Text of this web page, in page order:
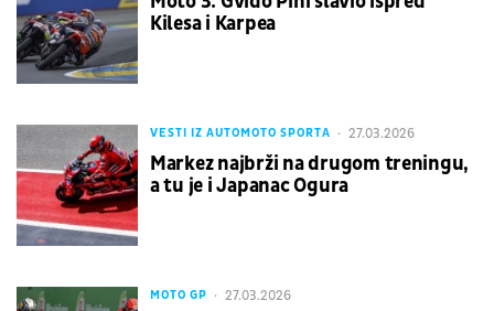
Kilesa i Karpea
VESTI IZ AUTOMOTO SPORTA 27.03.2026
Markez najbrži na drugom treningu,
a tu je i Japanac Ogura
MOTO GP 27.03.2026